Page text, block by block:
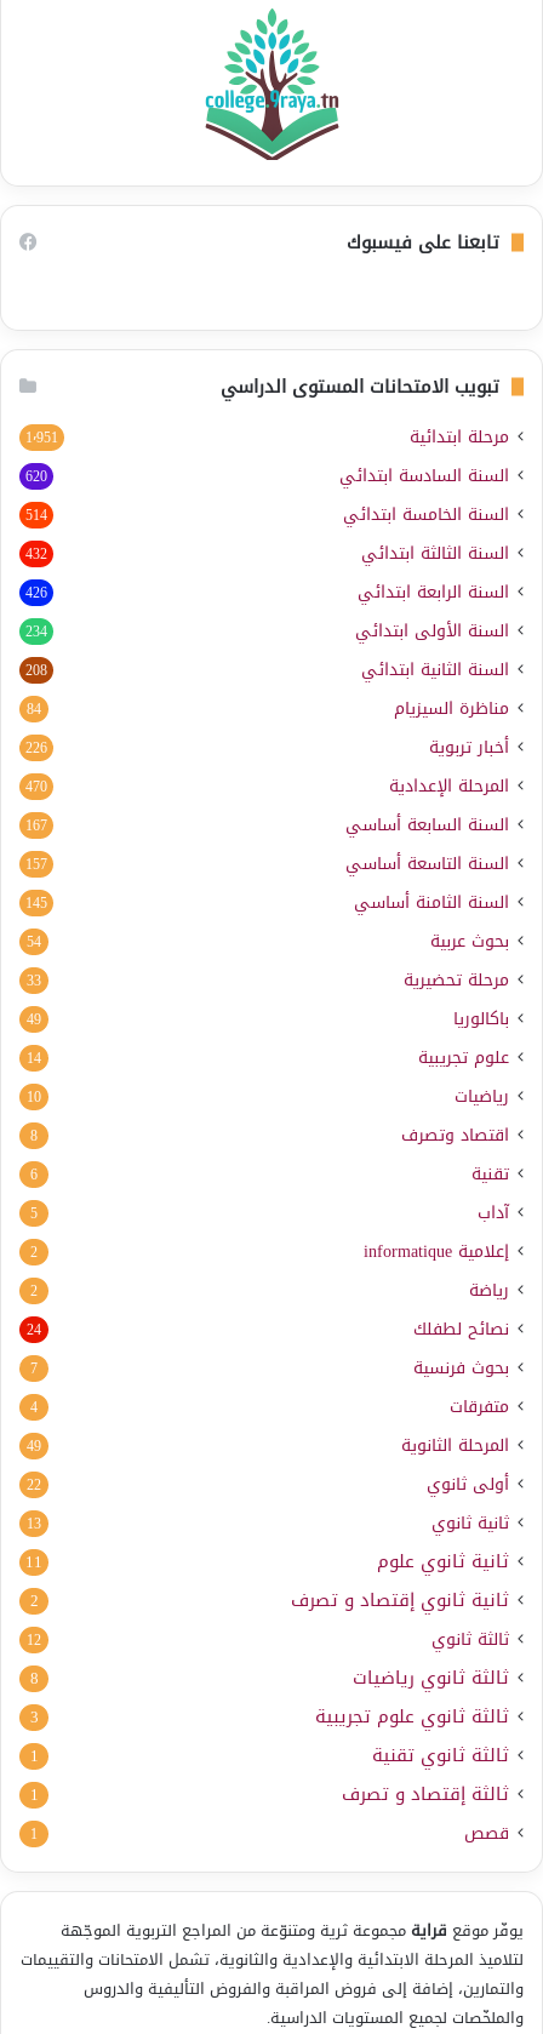
تابعنا على فيسبوك
تبويب الامتحانات المستوى الدراسي
مرحلة ابتدائية 1٬951
السنة السادسة ابتدائي 620
السنة الخامسة ابتدائي 514
السنة الثالثة ابتدائي 432
السنة الرابعة ابتدائي 426
السنة الأولى ابتدائي 234
السنة الثانية ابتدائي 208
مناظرة السيزيام 84
أخبار تربوية 226
المرحلة الإعدادية 470
السنة السابعة أساسي 167
السنة التاسعة أساسي 157
السنة الثامنة أساسي 145
بحوث عربية 54
مرحلة تحضيرية 33
باكالوريا 49
علوم تجريبية 14
رياضيات 10
اقتصاد وتصرف 8
تقنية 6
آداب 5
إعلامية informatique
2
رياضة 2
نصائح لطفلك 24
بحوث فرنسية 7
متفرقات 4
المرحلة الثانوية 49
أولى ثانوي 22
ثانية ثانوي 13
ثانية ثانوي علوم 11
ثانية ثانوي إقتصاد و تصرف 2
ثالثة ثانوي 12
ثالثة ثانوي رياضيات 8
ثالثة ثانوي علوم تجريبية 3
ثالثة ثانوي تقنية 1
ثالثة إقتصاد و تصرف 1
قصص 1
يوفّر موقع قرايةمجموعة ثرية ومتنوّعة من المراجع التربوية الموجّهة
لتلاميذ المرحلة الابتدائية والإعدادية والثانوية، تشمل الامتحانات والتقييمات
والتمارين، إضافة إلى فروض المراقبة والفروض التأليفية والدروس
والملخّصات لجميع المستويات الدراسية.